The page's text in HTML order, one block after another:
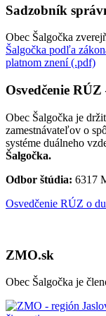
Sadzobník
Obec Šalgočka
Šalgočka podľa
platnom znení (.pdf)
Osvedčenie
Obec Šalgočka je
zamestnávateľov o
systéme duálneho
Šalgočka.
Odbor štúdia: 6317
Osvedčenie RÚZ o
ZMO.sk
Obec Šalgočka je